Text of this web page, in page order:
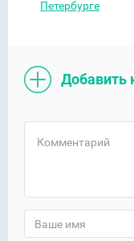
Петербурге
Добавить